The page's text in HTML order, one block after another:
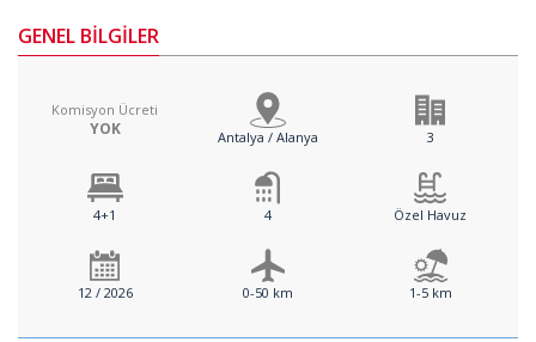
GENEL BİLGİLER
Komisyon Ücreti
YOK Antalya / Alanya 3
4+1 4 Özel Havuz
12 / 2026 0-50 km 1-5 km